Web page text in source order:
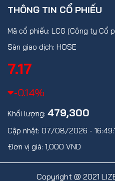
THÔNG TIN CỔ PHIẾU
Mã cổ phiếu: LCG (Công ty Cổ
Sàn giao dịch: HOSE
7.17
-0.14%
Khối lượng: 479,300
Cập nhật: 07/08/2026 -
Đơn vị giá: 1,000 VND
Copyright @ 2021